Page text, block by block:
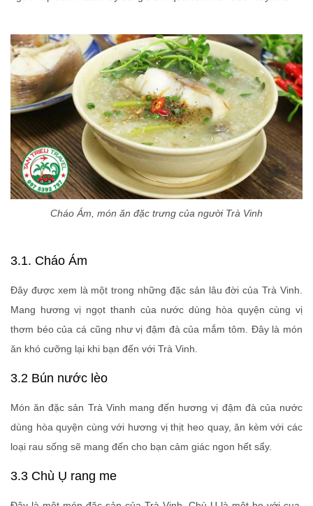
Cháo Ám, món ăn đặc trưng của người Trà Vinh
3.1. Cháo Ám
Đây được xem là một trong những đặc sản lâu đời của Trà Vinh.
Mang hương vị ngọt thanh của nước dùng hòa quyện cùng vị
thơm béo của cá cũng như vị đậm đà của mắm tôm. Đây là món
ăn khó cưỡng lại khi bạn đến với Trà Vinh.
3.2 Bún nước lèo
Món ăn đặc sản Trà Vinh mang đến hương vị đậm đà của nước
dùng hòa quyện cùng với hương vị thịt heo quay, ăn kèm với các
loại rau sống sẽ mang đến cho bạn cảm giác ngon hết sẩy.
3.3 Chù Ụ rang me